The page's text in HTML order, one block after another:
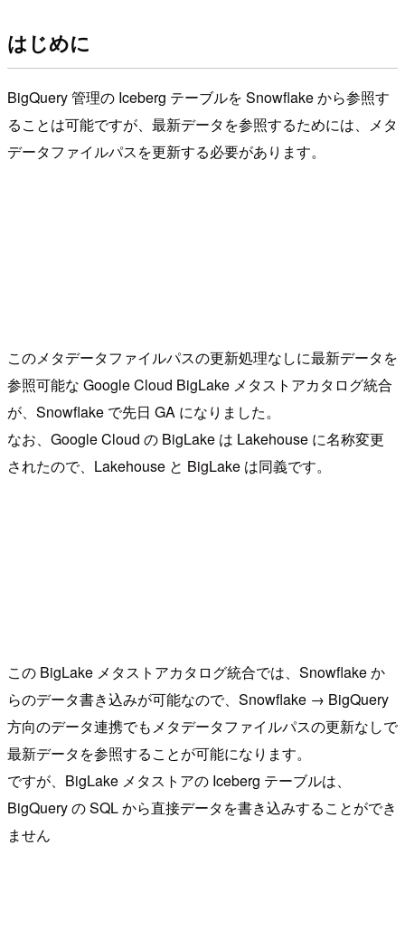
はじめに
BigQuery 管理の Iceberg テーブルを Snowflake から参照す
ることは可能ですが、最新データを参照するためには、メタ
データファイルパスを更新する必要があります。
このメタデータファイルパスの更新処理なしに最新データを
参照可能な Google Cloud BigLake メタストアカタログ統合
が、Snowflake で先日 GA になりました。
なお、Google Cloud の BigLake は Lakehouse に名称変更
されたので、Lakehouse と BigLake は同義です。
この BigLake メタストアカタログ統合では、Snowflake か
らのデータ書き込みが可能なので、Snowflake → BigQuery
方向のデータ連携でもメタデータファイルパスの更新なしで
最新データを参照することが可能になります。
ですが、BigLake メタストアの Iceberg テーブルは、
BigQuery の SQL から直接データを書き込みすることができ
ません